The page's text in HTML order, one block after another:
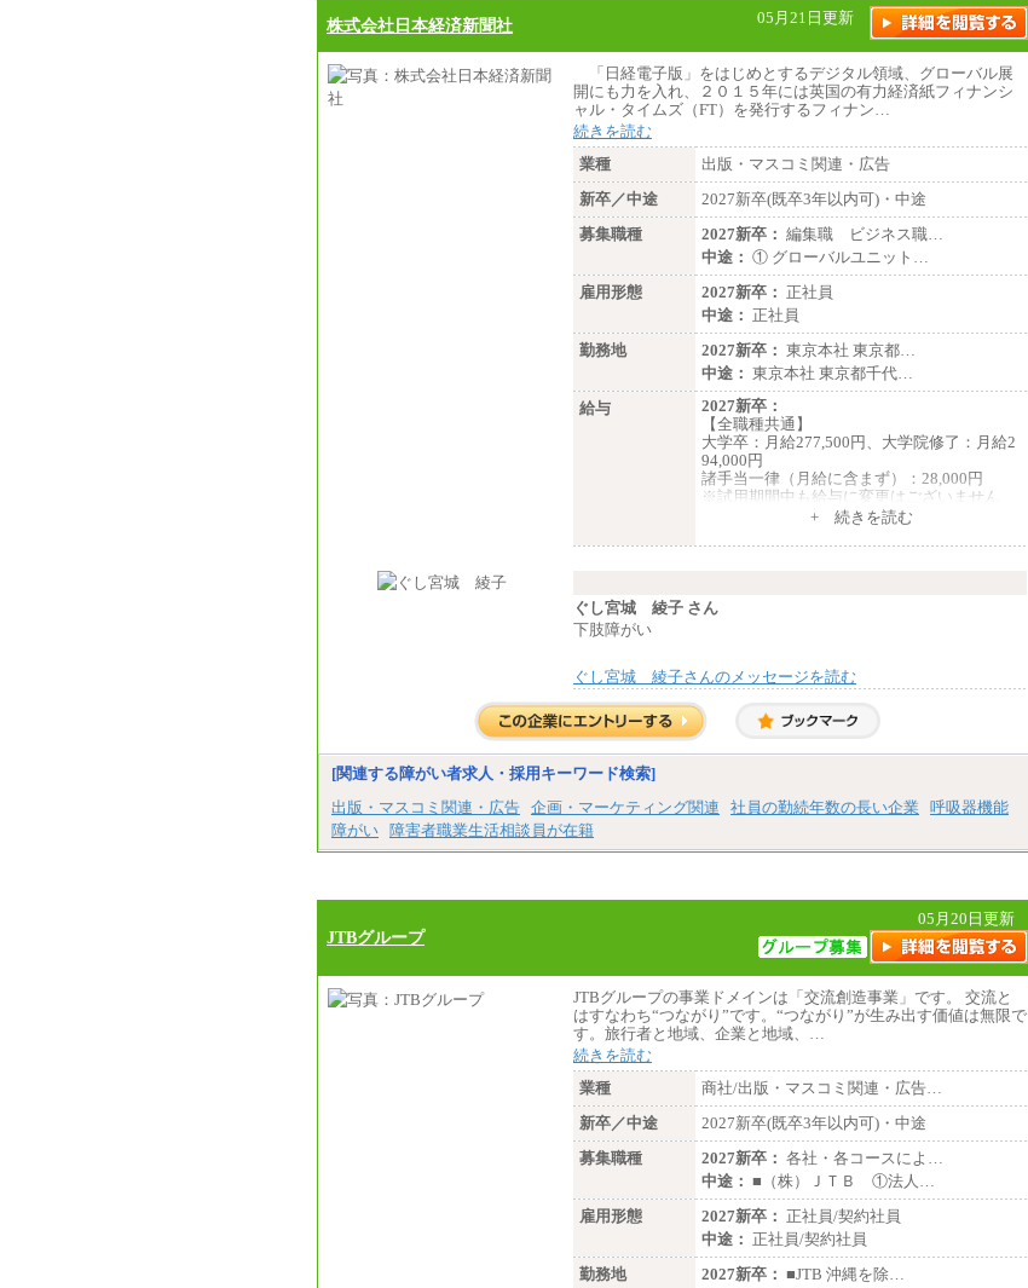
株式会社日本経済新聞社 05月21日更新
「日経電子版」をはじめとするデジタル領域、グローバル展
開にも力を入れ、２０１５年には英国の有力経済紙フィナンシ
ャル・タイムズ（FT）を発行するフィナン…
続きを読む
業種
出版・マスコミ関連・広告
新卒／中途
2027新卒(既卒3年以内可)・中途
募集職種
2027新卒： 編集職 ビジネス職…
中途： ① グローバルユニット…
雇用形態
2027新卒： 正社員
中途： 正社員
勤務地
2027新卒： 東京本社 東京都…
中途： 東京本社 東京都千代…
給与
2027新卒：
【全職種共通】
大学卒：月給277,500円、大学院修了：月給2
94,000円
諸手当一律（月給に含まず）：28,000円
※試用期間中も給与に変更はございません
月給370,000円～
※試用期間中も給与に変更はございません。
+ 続きを読む
ぐし宮城 綾子 さん
下肢障がい
ぐし宮城 綾子さんのメッセージを読む
[関連する障がい者求人・採用キーワード検索]
出版・マスコミ関連・広告 企画・マーケティング関連 社員の勤続年数の長い企業
呼吸器機能
障がい
障害者職業生活相談員が在籍
JTBグループ
05月20日更新
JTBグループの事業ドメインは「交流創造事業」です。 交流と
はすなわち“つながり”です。“つながり”が生み出す価値は無限で
す。旅行者と地域、企業と地域、…
続きを読む
業種
商社/出版・マスコミ関連・広告…
新卒／中途
2027新卒(既卒3年以内可)・中途
募集職種
2027新卒： 各社・各コースによ…
中途： ■（株）ＪＴＢ ①法人…
雇用形態
2027新卒： 正社員/契約社員
中途： 正社員/契約社員
勤務地
2027新卒： ■JTB 沖縄を除…